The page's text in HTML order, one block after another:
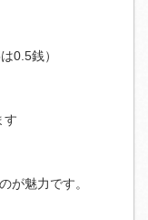
0.5銭）
す
が魅力です。